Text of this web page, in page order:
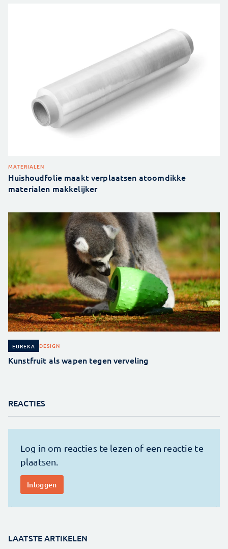
MATERIALEN
Huishoudfolie maakt verplaatsen atoomdikke
materialen makkelijker
EUREKA DESIGN
Kunstfruit als wapen tegen verveling
REACTIES
LAATSTE ARTIKELEN